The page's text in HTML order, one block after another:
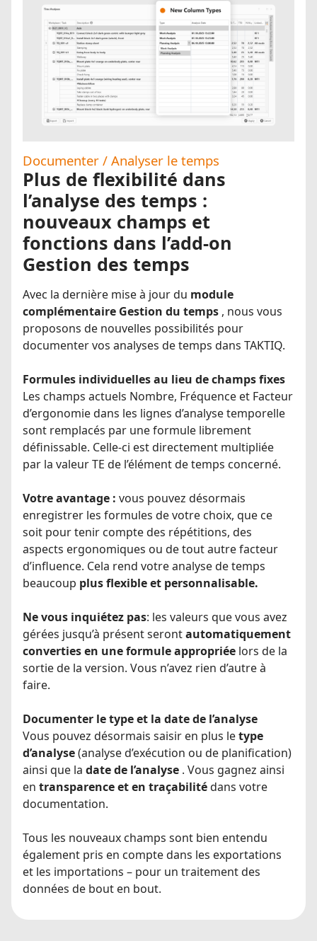
Documenter / Analyser le temps
Plus de flexibilité dans
l’analyse des temps :
nouveaux champs et
fonctions dans l’add-on
Gestion des temps
Avec la dernière mise à jour du module
complémentaire Gestion du temps , nous vous
proposons de nouvelles possibilités pour
documenter vos analyses de temps dans TAKTIQ.
Formules individuelles au lieu de champs fixes
Les champs actuels Nombre, Fréquence et Facteur
d’ergonomie dans les lignes d’analyse temporelle
sont remplacés par une formule librement
définissable. Celle-ci est directement multipliée
par la valeur TE de l’élément de temps concerné.
Votre avantage : vous pouvez désormais
enregistrer les formules de votre choix, que ce
soit pour tenir compte des répétitions, des
aspects ergonomiques ou de tout autre facteur
d’influence. Cela rend votre analyse de temps
beaucoup plus flexible et personnalisable.
Ne vous inquiétez pas: les valeurs que vous avez
gérées jusqu’à présent serontautomatiquement
converties en une formule appropriée lors de la
sortie de la version. Vous n’avez rien d’autre à
faire.
Documenter le type et la date de l’analyse
Vous pouvez désormais saisir en plus letype
d’analyse(analyse d’exécution ou de planification)
ainsi que la date de l’analyse . Vous gagnez ainsi
en transparence et en traçabilitédans votre
documentation.
Tous les nouveaux champs sont bien entendu
également pris en compte dans les exportations
et les importations – pour un traitement des
données de bout en bout.